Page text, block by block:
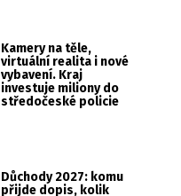
Kamery na těle,
virtuální realita i nové
vybavení. Kraj
investuje miliony do
středočeské policie
Důchody 2027: komu
přijde dopis, kolik